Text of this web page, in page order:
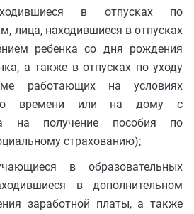
в отпусках по
лица, находившиеся в отпусках
ребенка со дня рождения
а также в отпусках по уходу
работающих на условиях
времени или на дому с
на получение пособия по
страхованию);
в образовательных
в дополнительном
заработной платы, а также